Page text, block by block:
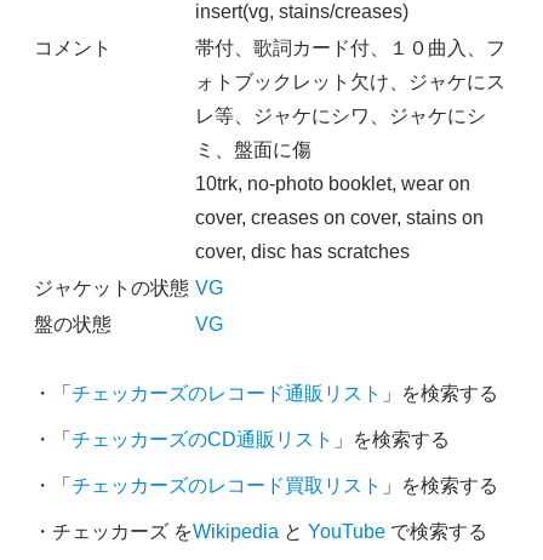
insert(vg, stains/creases)
コメント
帯付、歌詞カード付、１０曲入、フ
ォトブックレット欠け、ジャケにス
レ等、ジャケにシワ、ジャケにシ
ミ、盤面に傷
10trk, no-photo booklet, wear on
cover, creases on cover, stains on
cover, disc has scratches
ジャケットの状態 VG
盤の状態
VG
・「 チェッカーズのレコード通販リスト 」を検索する
・「 チェッカーズのCD通販リスト 」を検索する
・「 チェッカーズのレコード買取リスト 」を検索する
・チェッカーズ をWikipedia と YouTubeで検索する